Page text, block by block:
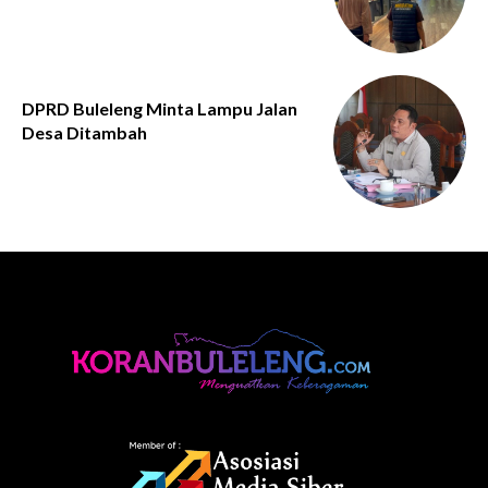
DPRD Buleleng Minta Lampu Jalan
Desa Ditambah